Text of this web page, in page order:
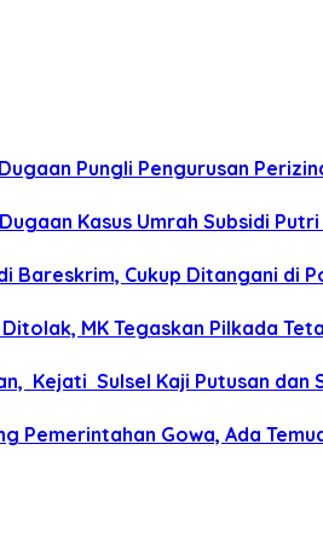
Pungli Pengurusan
Kasus Umrah Subsidi
Bareskrim, Cukup Ditangani di
MK Tegaskan Pilkada
Kejati Sulsel Kaji Putusan dan
Pemerintahan Gowa, Ada